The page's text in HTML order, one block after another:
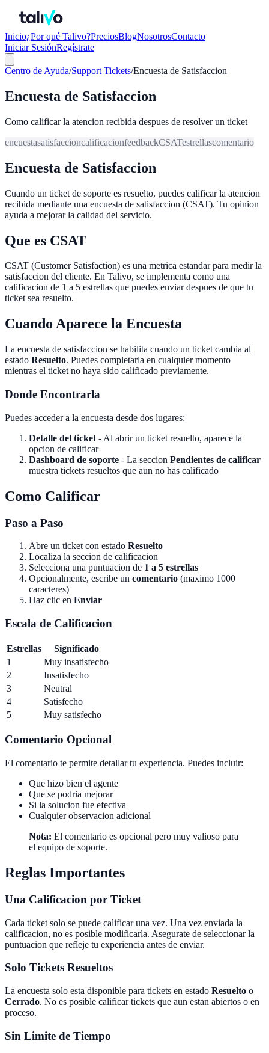
Inicio¿Por qué Talivo?PreciosBlogNosotrosContacto
Iniciar SesiónRegístrate
Centro de Ayuda/Support Tickets/Encuesta de Satisfaccion
Encuesta de Satisfaccion
Como calificar la atencion recibida despues de resolver un ticket
encuestasatisfaccioncalificacionfeedbackCSATestrellascomentario
Encuesta de Satisfaccion
Cuando un ticket de soporte es resuelto, puedes calificar la atencion
recibida mediante una encuesta de satisfaccion (CSAT). Tu opinion
ayuda a mejorar la calidad del servicio.
Que es CSAT
CSAT (Customer Satisfaction) es una metrica estandar para medir la
satisfaccion del cliente. En Talivo, se implementa como una
calificacion de 1 a 5 estrellas que puedes enviar despues de que tu
ticket sea resuelto.
Cuando Aparece la Encuesta
La encuesta de satisfaccion se habilita cuando un ticket cambia al
estado Resuelto. Puedes completarla en cualquier momento
mientras el ticket no haya sido calificado previamente.
Donde Encontrarla
Puedes acceder a la encuesta desde dos lugares:
Detalle del ticket - Al abrir un ticket resuelto, aparece la
opcion de calificar
Dashboard de soporte - La seccion Pendientes de calificar
muestra tickets resueltos que aun no has calificado
Como Calificar
Paso a Paso
Abre un ticket con estado Resuelto
Localiza la seccion de calificacion
Selecciona una puntuacion de 1 a 5 estrellas
Opcionalmente, escribe un comentario (maximo 1000
caracteres)
Haz clic en Enviar
Escala de Calificacion
Estrellas
Significado
1
Muy insatisfecho
2
Insatisfecho
3
Neutral
4
Satisfecho
5
Muy satisfecho
Comentario Opcional
El comentario te permite detallar tu experiencia. Puedes incluir:
Que hizo bien el agente
Que se podria mejorar
Si la solucion fue efectiva
Cualquier observacion adicional
Nota: El comentario es opcional pero muy valioso para
el equipo de soporte.
Reglas Importantes
Una Calificacion por Ticket
Cada ticket solo se puede calificar una vez. Una vez enviada la
calificacion, no es posible modificarla. Asegurate de seleccionar la
puntuacion que refleje tu experiencia antes de enviar.
Solo Tickets Resueltos
La encuesta solo esta disponible para tickets en estado Resuelto o
Cerrado. No es posible calificar tickets que aun estan abiertos o en
proceso.
Sin Limite de Tiempo